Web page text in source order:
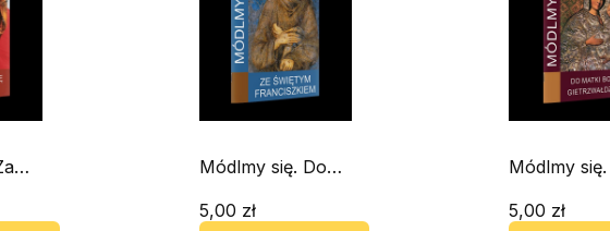
Módlmy się. Do
5,00 zł
Módlmy
5,00 zł